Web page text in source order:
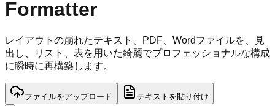
Formatter
レイアウトの崩れたテキスト、PDF、Wordファイルを、見
出し、リスト、表を用いた綺麗でプロフェッショナルな構成
に瞬時に再構築します。
ファイルをアップロード テキストを貼り付け